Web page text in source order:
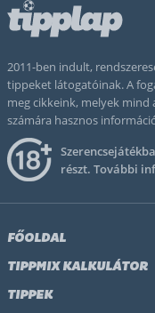
2011-ben indult,
tippeket látogatóinak. A
meg cikkeink, melyek
számára hasznos
részt. További
FŐOLDAL
TIPPMIX KALKULÁTOR
TIPPEK